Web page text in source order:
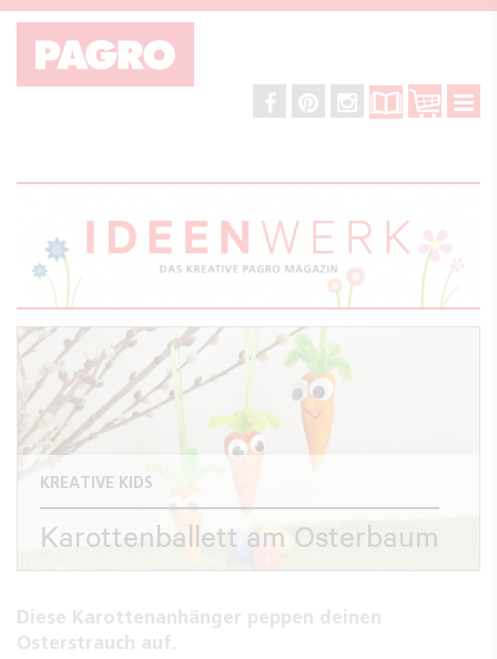
KREATIVE KIDS
Karottenballett am Osterbaum
Diese Karottenanhänger peppen deinen
Osterstrauch auf.